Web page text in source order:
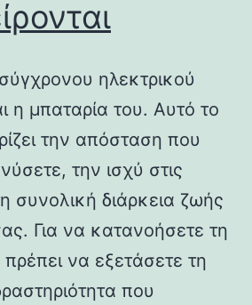
ηλεκτρικού
η μπαταρία του. Αυτό το
την απόσταση που
την ισχύ στις
συνολική διάρκεια ζωής
Για να κατανοήσετε τη
να εξετάσετε τη
που